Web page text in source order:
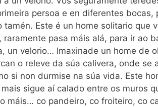
persoa e en diferentes bocas,
tamén. Este é un home solitario que
pasa máis alá, para ir ao
un velorio… Imaxinade un home de
o releve da súa calivera, onde se
si non durmise na súa vida. Este
sigue aí calado entre os muros
máis… co pandeiro, co froiteiro, co